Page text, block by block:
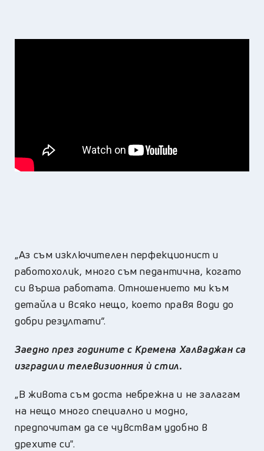
„Аз съм изключителен перфекционист и
работохолик, много съм педантична, когато
си върша работата. Отношението ми към
детайла и всяко нещо, което правя води до
добри резултати“.
Заедно през годините с Кремена Халваджан са
изградили телевизионния ѝ стил.
„В живота съм доста небрежна и не залагам
на нещо много специално и модно,
предпочитам да се чувствам удобно в
дрехите си".